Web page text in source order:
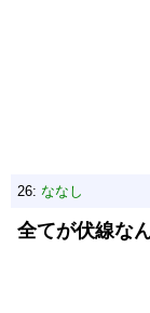
26: ななし
全てが伏線な